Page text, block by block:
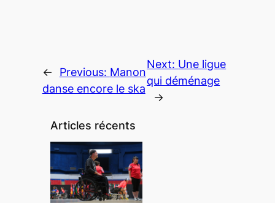
← Previous: Manon
danse encore le ska
Next: Une ligue
qui déménage
→
Articles récents